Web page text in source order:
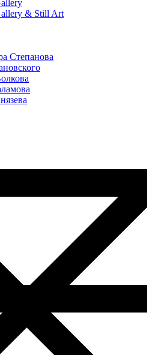
& Still Art
Степанова